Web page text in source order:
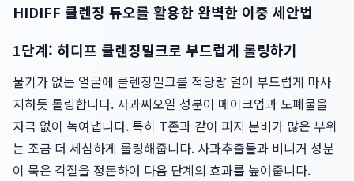
HIDIFF 클렌징 듀오를 활용한 완벽한 이중 세안법
1단계: 히디프 클렌징밀크로 부드럽게 롤링하기
물기가 없는 얼굴에 클렌징밀크를 적당량 덜어 부드럽게 마사
지하듯 롤링합니다. 사과씨오일 성분이 메이크업과 노폐물을
자극 없이 녹여냅니다. 특히 T존과 같이 피지 분비가 많은 부위
는 조금 더 세심하게 롤링해줍니다. 사과추출물과 비니거 성분
이 묵은 각질을 정돈하여 다음 단계의 효과를 높여줍니다.